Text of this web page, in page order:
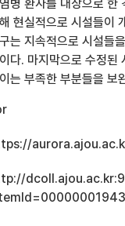
병 환자를 대상으로 한
현실적으로 시설들이
는 지속적으로 시설들
다. 마지막으로 수정된
는 부족한 부분들을 보